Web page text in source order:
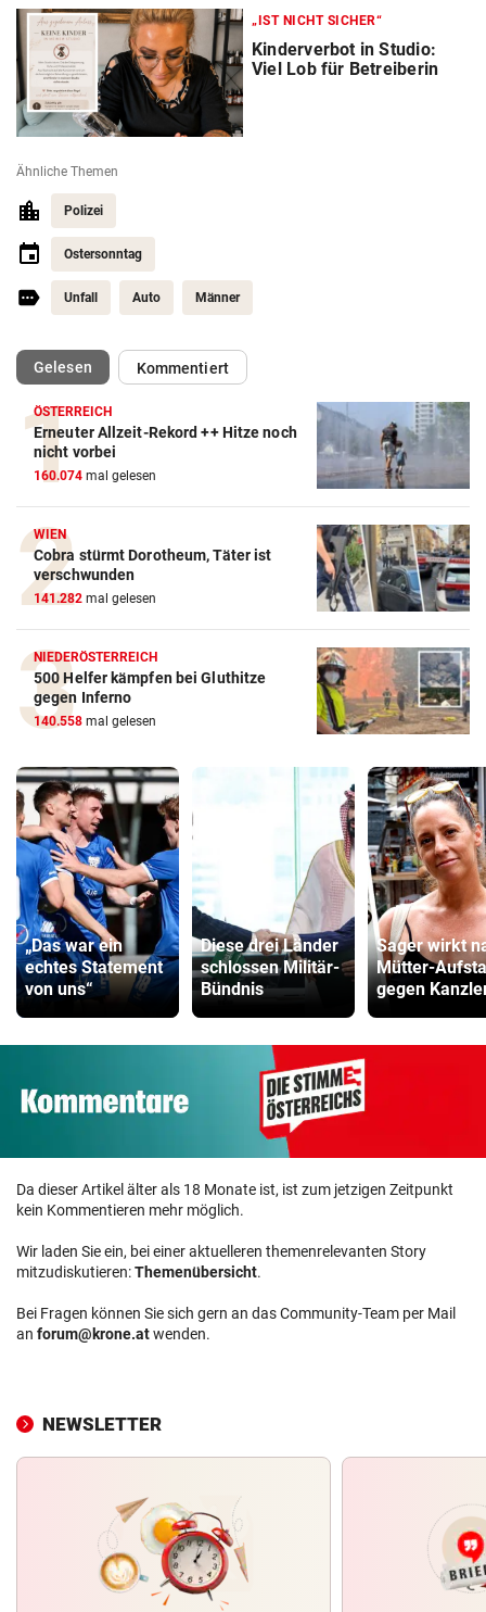
„IST NICHT SICHER“
Kinderverbot in Studio:
Viel Lob für Betreiberin
Ähnliche Themen
Polizei
Ostersonntag
Unfall Auto Männer
Gelesen(ausgewählt)Kommentiert
ÖSTERREICH
Erneuter Allzeit-Rekord ++ Hitze noch
nicht vorbei
160.074 mal gelesen
WIEN
Cobra stürmt Dorotheum, Täter ist
verschwunden
141.282 mal gelesen
NIEDERÖSTERREICH
500 Helfer kämpfen bei Gluthitze
gegen Inferno
140.558 mal gelesen
„Das war ein
echtes Statement
von uns“
Diese drei Länder
schlossen Militär-
Bündnis
Sager wirkt
Mütter-
gegen
Da dieser Artikel älter als 18 Monate ist, ist zum jetzigen Zeitpunkt
kein Kommentieren mehr möglich.
Wir laden Sie ein, bei einer aktuelleren themenrelevanten Story
mitzudiskutieren:Themenübersicht.
Bei Fragen können Sie sich gern an das Community-Team per Mail
an forum@krone.atwenden.
NEWSLETTER